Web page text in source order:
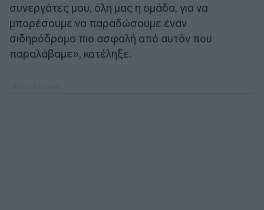
συνεργάτες μου, όλη μας η ομάδα, για να
μπορέσουμε να παραδώσουμε έναν
σιδηρόδρομο πιο ασφαλή από αυτόν που
παραλάβαμε», κατέληξε.